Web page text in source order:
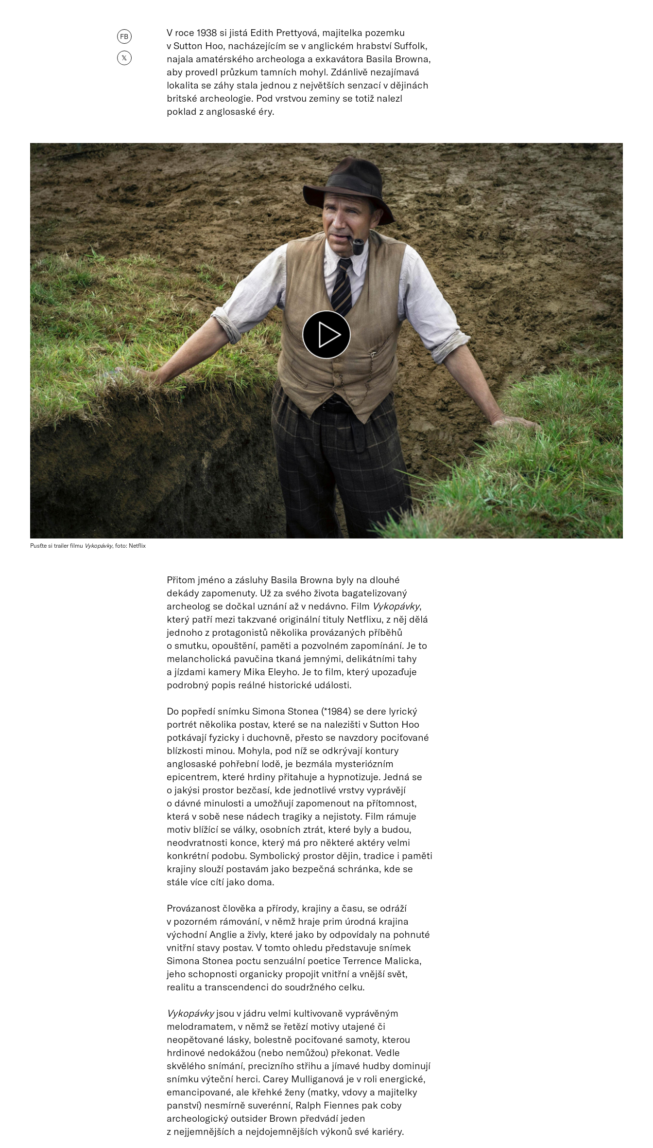
FB
𝕏
V roce 1938 si jistá Edith Prettyová, majitelka pozemku
v Sutton Hoo, nacházejícím se v anglickém hrabství Suffolk,
najala amatérského archeologa a exkavátora Basila Browna,
aby provedl průzkum tamních mohyl. Zdánlivě nezajímavá
lokalita se záhy stala jednou z největších senzací v dějinách
britské archeologie. Pod vrstvou zeminy se totiž nalezl
poklad z anglosaské éry.
Pusťte si trailer filmu Vykopávky, foto: Netflix
Přitom jméno a zásluhy Basila Browna byly na dlouhé
dekády zapomenuty. Už za svého života bagatelizovaný
archeolog se dočkal uznání až v nedávno. Film Vykopávky,
který patří mezi takzvané originální tituly Netflixu, z něj dělá
jednoho z protagonistů několika provázaných příběhů
o smutku, opouštění, paměti a pozvolném zapomínání. Je to
melancholická pavučina tkaná jemnými, delikátními tahy
a jízdami kamery Mika Eleyho. Je to film, který upozaďuje
podrobný popis reálné historické události.
Do popředí snímku Simona Stonea (*1984) se dere lyrický
portrét několika postav, které se na nalezišti v Sutton Hoo
potkávají fyzicky i duchovně, přesto se navzdory pociťované
blízkosti minou. Mohyla, pod níž se odkrývají kontury
anglosaské pohřební lodě, je bezmála mysteriózním
epicentrem, které hrdiny přitahuje a hypnotizuje. Jedná se
o jakýsi prostor bezčasí, kde jednotlivé vrstvy vyprávějí
o dávné minulosti a umožňují zapomenout na přítomnost,
která v sobě nese nádech tragiky a nejistoty. Film rámuje
motiv blížící se války, osobních ztrát, které byly a budou,
neodvratnosti konce, který má pro některé aktéry velmi
konkrétní podobu. Symbolický prostor dějin, tradice i paměti
krajiny slouží postavám jako bezpečná schránka, kde se
stále více cítí jako doma.
Provázanost člověka a přírody, krajiny a času, se odráží
v pozorném rámování, v němž hraje prim úrodná krajina
východní Anglie a živly, které jako by odpovídaly na pohnuté
vnitřní stavy postav. V tomto ohledu představuje snímek
Simona Stonea poctu senzuální poetice Terrence Malicka,
jeho schopnosti organicky propojit vnitřní a vnější svět,
realitu a transcendenci do soudržného celku.
Vykopávkyjsou v jádru velmi kultivovaně vyprávěným
melodramatem, v němž se řetězí motivy utajené či
neopětované lásky, bolestně pociťované samoty, kterou
hrdinové nedokážou (nebo nemůžou) překonat. Vedle
skvělého snímání, precizního střihu a jímavé hudby dominují
snímku výteční herci. Carey Mulliganová je v roli energické,
emancipované, ale křehké ženy (matky, vdovy a majitelky
panství) nesmírně suverénní, Ralph Fiennes pak coby
archeologický outsider Brown předvádí jeden
z nejjemnějších a nejdojemnějších výkonů své kariéry.